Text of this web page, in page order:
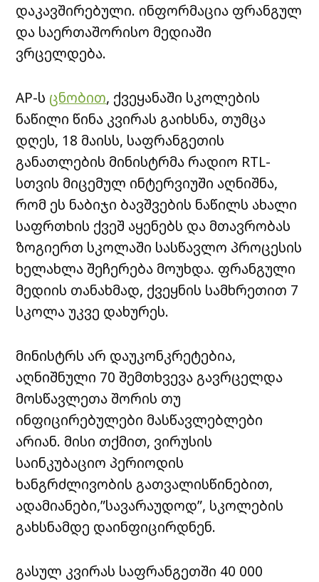
დაკავშირებული. ინფორმაცია ფრანგულ
და საერთაშორისო მედიაში
ვრცელდება.
AP-ს ცნობით, ქვეყანაში სკოლების
ნაწილი წინა კვირას გაიხსნა, თუმცა
დღეს, 18 მაისს, საფრანგეთის
განათლების მინისტრმა რადიო RTL-
სთვის მიცემულ ინტერვიუში აღნიშნა,
რომ ეს ნაბიჯი ბავშვების ნაწილს ახალი
საფრთხის ქვეშ აყენებს და მთავრობას
ზოგიერთ სკოლაში სასწავლო პროცესის
ხელახლა შეჩერება მოუხდა. ფრანგული
მედიის თანახმად, ქვეყნის სამხრეთით 7
სკოლა უკვე დახურეს.
მინისტრს არ დაუკონკრეტებია,
აღნიშნული 70 შემთხვევა გავრცელდა
მოსწავლეთა შორის თუ
ინფიცირებულები მასწავლებლები
არიან. მისი თქმით, ვირუსის
საინკუბაციო პერიოდის
ხანგრძლივობის გათვალისწინებით,
ადამიანები,”სავარაუდოდ”, სკოლების
გახსნამდე დაინფიცირდნენ.
გასულ კვირას საფრანგეთში 40 000